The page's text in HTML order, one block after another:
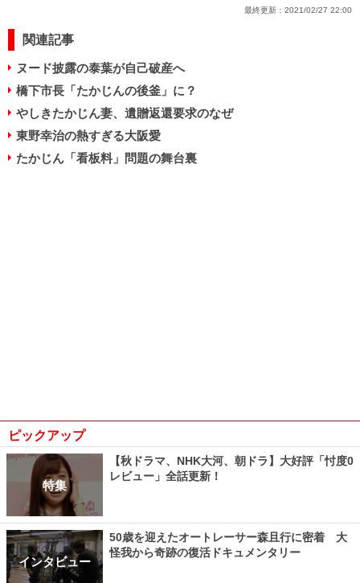
最終更新： 2021/02/27 22:00
関連記事
ヌード披露の泰葉が自己破産へ
橋下市長「たかじんの後釜」に？
やしきたかじん妻、遺贈返還要求のなぜ
東野幸治の熱すぎる大阪愛
たかじん「看板料」問題の舞台裏
ピックアップ
特集
【秋ドラマ、NHK大河、朝ドラ】大好評「忖度0
レビュー」全話更新！
インタビュー
50歳を迎えたオートレーサー森且行に密着 大
怪我から奇跡の復活ドキュメンタリー